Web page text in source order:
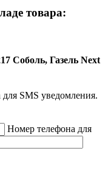
товара:
Соболь, Газель Next
SMS уведомления.
Номер телефона для